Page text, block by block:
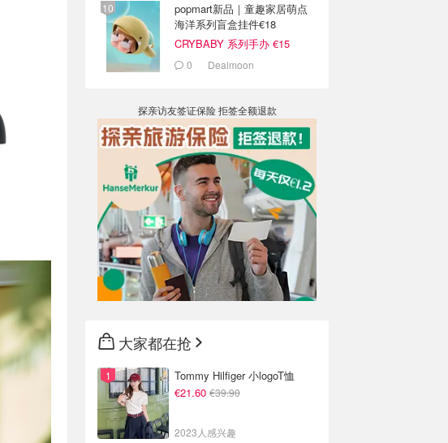
popmart新品｜童趣家居萌点
海洋系列盲盒挂件€18
CRYBABY 系列手办 €15
0 Dealmoon
探亲访友签证保险 拒签全额退款
大家都在抢
Tommy Hilfiger 小logoT恤
€21.60 €39.90
2023人感兴趣